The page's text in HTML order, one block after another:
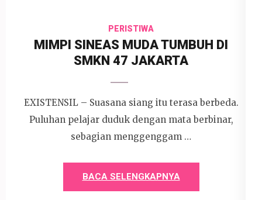
PERISTIWA
MIMPI SINEAS MUDA TUMBUH DI
SMKN 47 JAKARTA
EXISTENSIL – Suasana siang itu terasa berbeda.
Puluhan pelajar duduk dengan mata berbinar,
sebagian menggenggam …
BACA SELENGKAPNYA